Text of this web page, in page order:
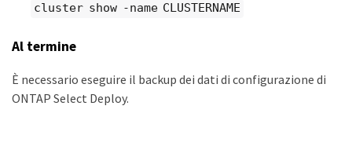
cluster show -name CLUSTERNAME
Al termine
È necessario eseguire il backup dei dati di configurazione di
ONTAP Select Deploy.